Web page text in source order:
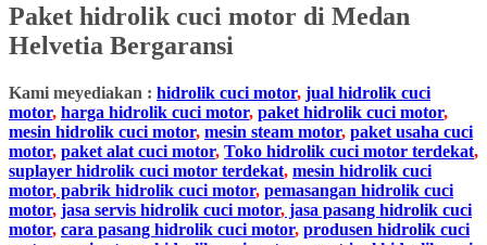
Paket hidrolik cuci motor di Medan
Helvetia Bergaransi
Kami meyediakan : hidrolik cuci motor, jual hidrolik cuci
motor, harga hidrolik cuci motor, paket hidrolik cuci motor,
mesin hidrolik cuci motor, mesin steam motor, paket usaha cuci
motor, paket alat cuci motor, Toko hidrolik cuci motor terdekat,
suplayer hidrolik cuci motor terdekat, mesin hidrolik cuci
motor, pabrik hidrolik cuci motor, pemasangan hidrolik cuci
motor, jasa servis hidrolik cuci motor, jasa pasang hidrolik cuci
motor, cara pasang hidrolik cuci motor, produsen hidrolik cuci